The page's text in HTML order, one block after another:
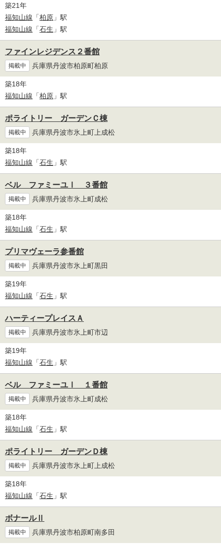
築21年
福知山線 「柏原 」駅
福知山線 「石生 」駅
ファインレジデンス２番館
掲載中 兵庫県丹波市柏原町柏原
築18年
福知山線 「柏原 」駅
ポライトリー ガーデンＣ棟
掲載中 兵庫県丹波市氷上町上成松
築18年
福知山線 「石生 」駅
ベル ファミーユⅠ ３番館
掲載中 兵庫県丹波市氷上町成松
築18年
福知山線 「石生 」駅
プリマヴェーラ参番館
掲載中 兵庫県丹波市氷上町黒田
築19年
福知山線 「石生 」駅
ハーティープレイスＡ
掲載中 兵庫県丹波市氷上町市辺
築19年
福知山線 「石生 」駅
ベル ファミーユⅠ １番館
掲載中 兵庫県丹波市氷上町成松
築18年
福知山線 「石生 」駅
ポライトリー ガーデンＤ棟
掲載中 兵庫県丹波市氷上町上成松
築18年
福知山線 「石生 」駅
ボナールⅡ
掲載中 兵庫県丹波市柏原町南多田